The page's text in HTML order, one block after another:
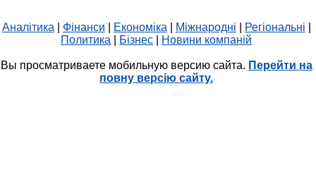
Аналітика Фінанси Економіка Міжнародні Регіональні
Политика
Бізнес Новини компаній
Вы просматриваете мобильную версию сайта. Перейти на
повну версію сайту.